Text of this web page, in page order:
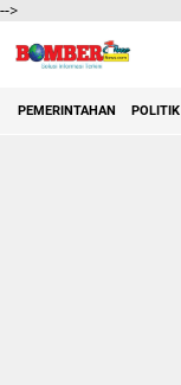
-->
PEMERINTAHAN POLITIK